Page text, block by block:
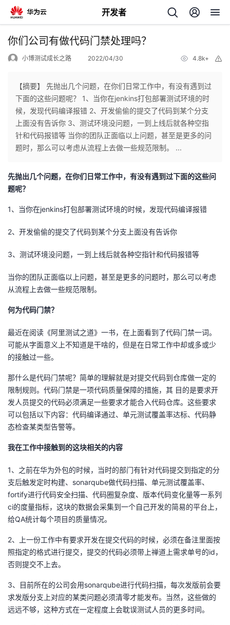
开发者
返
个
人
主
我
的
我
客
论
的
子
我
直
播
的
活
动
我
的
关
注
我
的
开
发
者
学
我
我
的
Programs
我
的
支
持
我
的
我
你们公司有做代码门禁处理吗？
小博测试成长之路 2022/04/30 4.8k+
【摘要】 先抛出几个问题，在你们日常工作中，有没有遇到过
下面的这些问题呢？ 1、当你在jenkins打包部署测试环境的时
候，发现代码编译报错 2、开发偷偷的提交了代码到某个分支
上面没有告诉你 3、测试环境没问题，一到上线后就各种空指
针和代码报错等 当你的团队正面临以上问题，甚至是更多的问
题时，那么可以考虑从流程上去做一些规范限制。 ...
先抛出几个问题，在你们日常工作中，有没有遇到过下面的这些问
题呢？
1、当你在jenkins打包部署测试环境的时候，发现代码编译报错
2、开发偷偷的提交了代码到某个分支上面没有告诉你
3、测试环境没问题，一到上线后就各种空指针和代码报错等
当你的团队正面临以上问题，甚至是更多的问题时，那么可以考虑
从流程上去做一些规范限制。
何为代码门禁？
最近在阅读《阿里测试之道》一书，在上面看到了代码门禁一词。
可能从字面意义上不知道是干啥的，但是在日常工作中却或多或少
的接触过一些。
那什么是代码门禁呢？简单的理解就是对提交代码到仓库做一定的
限制规则。代码门禁是一项代码质量保障的措施，其 目的是要求开
发人员提交的代码必须满足一些要求才能合入代码仓库。这些要求
可以包括以下内容：代码编译通过、单元测试覆盖率达标、代码静
态检查某类型告警等。
我在工作中接触到的这块相关的内容
1、之前在华为外包的时候，当时的部门有针对代码提交到指定的分
支后触发定时构建、sonarqube做代码扫描、单元测试覆盖率、
fortify进行代码安全扫描、代码圈复杂度、版本代码变化量等一系列
ci的度量指标，这块的数据会采集到一个自己开发的简易的平台上，
给QA统计每个项目的质量情况。
2、上一份工作中有要求开发在提交代码的时候，必须在备注里面按
照指定的格式进行提交，提交的代码必须带上禅道上需求单号的id，
否则提交不上去。
3、目前所在的公司会用sonarqube进行代码扫描，每次发版前会要
求发版分支上对应的某类问题必须清零才能发布。当然，这些做的
远远不够，这种方式在一定程度上会耽误测试人员的更多时间。